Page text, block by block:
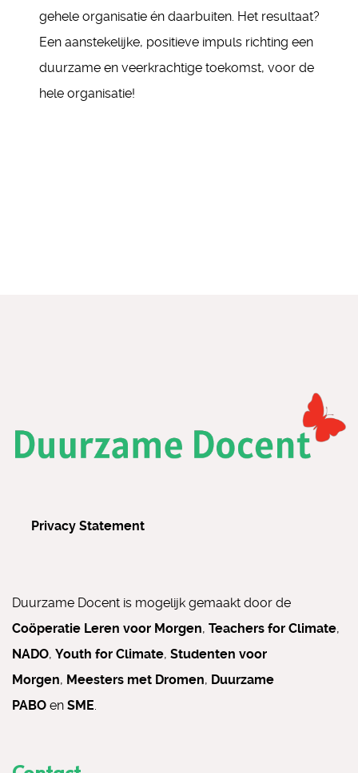
gehele organisatie én daarbuiten. Het resultaat?
Een aanstekelijke, positieve impuls richting een
duurzame en veerkrachtige toekomst, voor de
hele organisatie!
Privacy Statement
Duurzame Docent is mogelijk gemaakt door de
Coöperatie Leren voor Morgen, Teachers for Climate,
NADO, Youth for Climate, Studenten voor
Morgen, Meesters met Dromen, Duurzame
PABO en SME.